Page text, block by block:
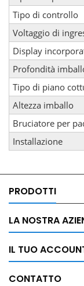
Tipo di controllo
Voltaggio di
Display
Profondità
Tipo di piano
Altezza imballo
Bruciatore per
Installazione
PRODOTTI
LA NOSTRA
IL TUO
CONTATTO